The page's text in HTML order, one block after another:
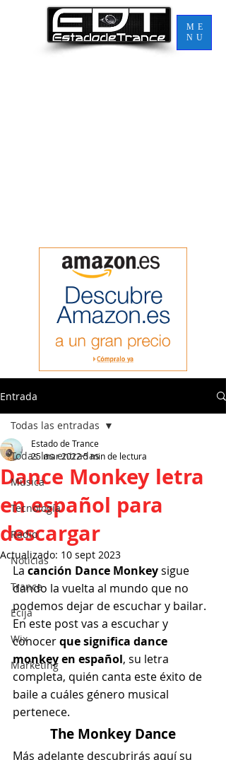
ME
NU
Entrada
Todas las entradas
Música
Tecnología
Radio
Noticias
Trance
Ecija
Wix
Marketing
Todas las entradas
Dance Monkey letra
en español para
descargar
Estado de Trance
25 mar 20225 min de lectura
Actualizado: 10 sept 2023
La canción Dance Monkey sigue
dando la vuelta al mundo que no
podemos dejar de escuchar y bailar.
En este post vas a escuchar y
conocer que significa dance
monkey en español, su letra
completa, quién canta este éxito de
baile a cuáles género musical
pertenece.
The Monkey Dance
Más adelante descubrirás aquí su